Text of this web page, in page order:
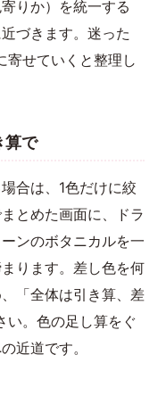
りか）を統一する
づきます。迷った
寄せていくと整理し
算で
合は、1色だけに絞
とめた画面に、ドラ
ンのボタニカルを一
ります。差し色を何
「全体は引き算、差
い。色の足し算をぐ
近道です。